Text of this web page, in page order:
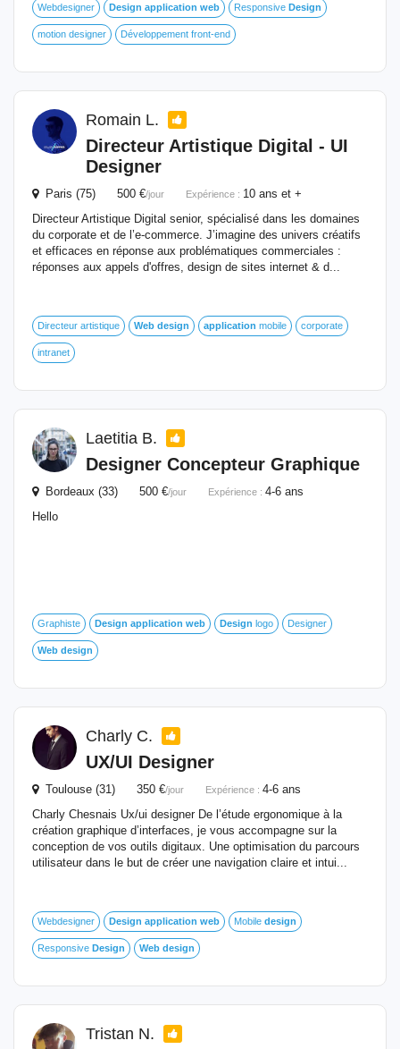
Webdesigner Design application web Responsive Design
motion designer Développement front-end
Romain L.
Directeur Artistique Digital - UI
Designer
Paris (75) 500 €/jour Expérience : 10 ans et +
Directeur Artistique Digital senior, spécialisé dans les domaines
du corporate et de l’e-commerce. J’imagine des univers créatifs
et efficaces en réponse aux problématiques commerciales :
réponses aux appels d'offres, design de sites internet & d...
Directeur artistique Web design application mobile corporate
intranet
Laetitia B.
Designer Concepteur Graphique
Bordeaux (33) 500 €/jour Expérience : 4-6 ans
Hello
Graphiste Design application web Design logo Designer
Web design
Charly C.
UX/UI Designer
Toulouse (31) 350 €/jour Expérience : 4-6 ans
Charly Chesnais Ux/ui designer De l’étude ergonomique à la
création graphique d’interfaces, je vous accompagne sur la
conception de vos outils digitaux. Une optimisation du parcours
utilisateur dans le but de créer une navigation claire et intui...
Webdesigner Design application web Mobile design
Responsive Design Web design
Tristan N.